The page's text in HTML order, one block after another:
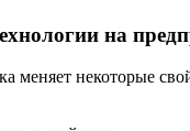
на
меняет некоторые